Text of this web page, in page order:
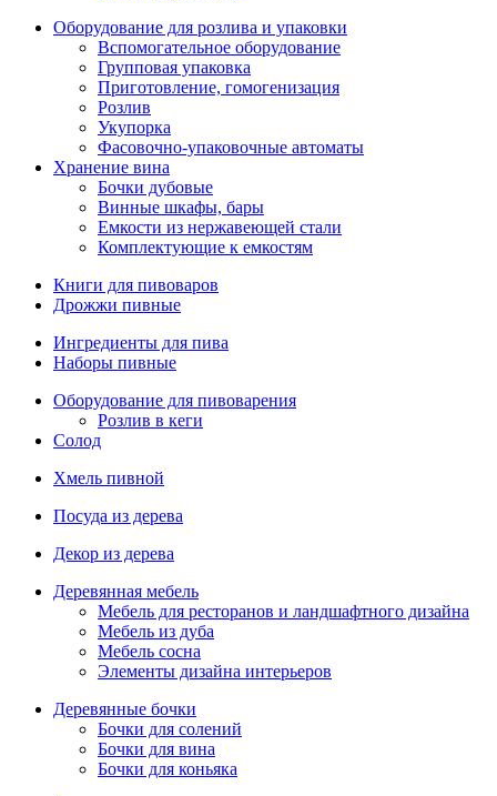
Оборудование для розлива и упаковки
Вспомогательное оборудование
Групповая упаковка
Приготовление, гомогенизация
Розлив
Укупорка
Фасовочно-упаковочные автоматы
Хранение вина
Бочки дубовые
Винные шкафы, бары
Емкости из нержавеющей стали
Комплектующие к емкостям
Книги для пивоваров
Дрожжи пивные
Ингредиенты для пива
Наборы пивные
Оборудование для пивоварения
Розлив в кеги
Солод
Хмель пивной
Посуда из дерева
Декор из дерева
Деревянная мебель
Мебель для ресторанов и ландшафтного дизайна
Мебель из дуба
Мебель сосна
Элементы дизайна интерьеров
Деревянные бочки
Бочки для солений
Бочки для вина
Бочки для коньяка